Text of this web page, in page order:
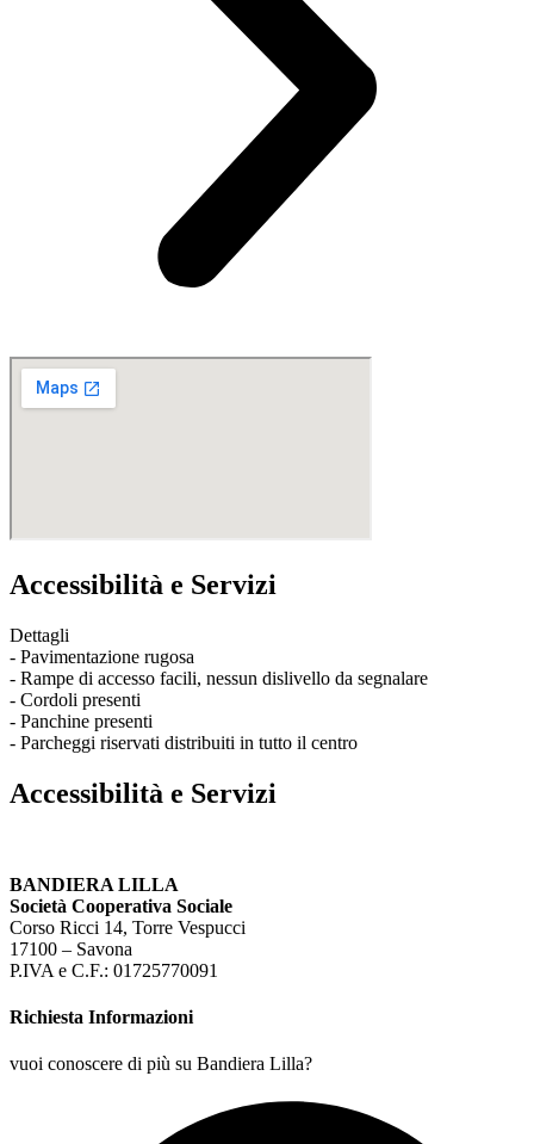
Accessibilità e Servizi
Dettagli
- Pavimentazione rugosa
- Rampe di accesso facili, nessun dislivello da segnalare
- Cordoli presenti
- Panchine presenti
- Parcheggi riservati distribuiti in tutto il centro
Accessibilità e Servizi
BANDIERA LILLA
Società Cooperativa Sociale
Corso Ricci 14, Torre Vespucci
17100 – Savona
P.IVA e C.F.: 01725770091
Richiesta Informazioni
vuoi conoscere di più su Bandiera Lilla?